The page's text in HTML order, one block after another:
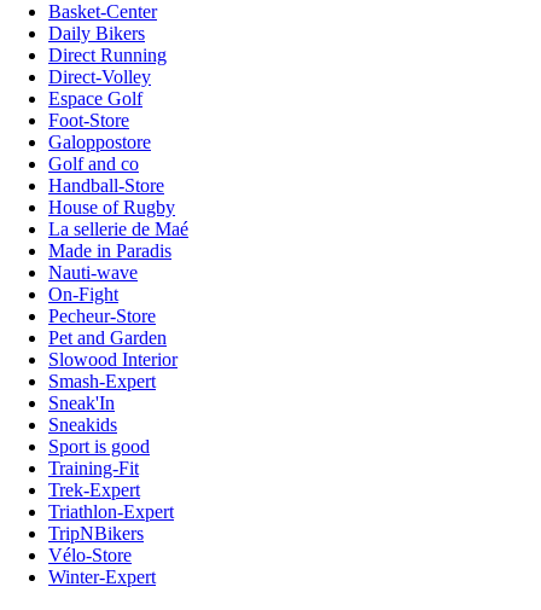
Basket-Center
Daily Bikers
Direct Running
Direct-Volley
Espace Golf
Foot-Store
Galoppostore
Golf and co
Handball-Store
House of Rugby
La sellerie de Maé
Made in Paradis
Nauti-wave
On-Fight
Pecheur-Store
Pet and Garden
Slowood Interior
Smash-Expert
Sneak'In
Sneakids
Sport is good
Training-Fit
Trek-Expert
Triathlon-Expert
TripNBikers
Vélo-Store
Winter-Expert